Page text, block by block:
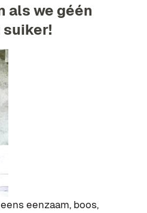
als we géén
suiker!
eenzaam, boos,